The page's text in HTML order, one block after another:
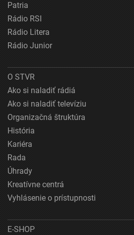
Patria
Rádio RSI
Rádio Litera
Rádio Junior
O STVR
Ako si naladiť rádiá
Ako si naladiť televíziu
Organizačná štruktúra
História
Kariéra
Rada
Úhrady
Kreatívne centrá
Vyhlásenie o prístupnosti
E-SHOP